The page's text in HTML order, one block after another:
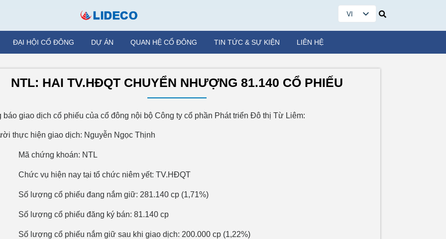
VI
EN
ĐẠI HỘI CỔ ĐÔNG DỰ ÁN QUAN HỆ CỔ ĐÔNG TIN TỨC & SỰ KIỆN LIÊN HỆ
NTL: HAI TV.HĐQT CHUYỂN NHƯỢNG 81.140 CỔ PHIẾU
báo giao dịch cổ phiếu của cổ đông nội bộ Công ty cổ phần Phát triển Đô thị Từ Liêm:
thực hiện giao dịch: Nguyễn Ngọc Thịnh
Mã chứng khoán: NTL
Chức vụ hiện nay tại tổ chức niêm yết: TV.HĐQT
Số lượng cổ phiếu đang nắm giữ: 281.140 cp (1,71%)
Số lượng cổ phiếu đăng ký bán: 81.140 cp
Số lượng cổ phiếu nắm giữ sau khi giao dịch: 200.000 cp (1,22%)